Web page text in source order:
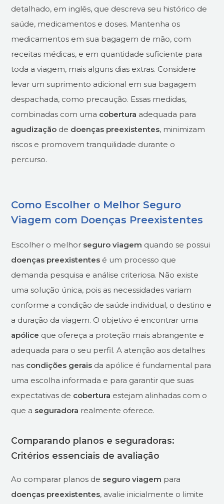
detalhado, em inglês, que descreva seu histórico de
saúde, medicamentos e doses. Mantenha os
medicamentos em sua bagagem de mão, com
receitas médicas, e em quantidade suficiente para
toda a viagem, mais alguns dias extras. Considere
levar um suprimento adicional em sua bagagem
despachada, como precaução. Essas medidas,
combinadas com uma cobertura adequada para
agudização de doenças preexistentes, minimizam
riscos e promovem tranquilidade durante o
percurso.
Como Escolher o Melhor Seguro
Viagem com Doenças Preexistentes
Escolher o melhor seguro viagem quando se possui
doenças preexistentes é um processo que
demanda pesquisa e análise criteriosa. Não existe
uma solução única, pois as necessidades variam
conforme a condição de saúde individual, o destino e
a duração da viagem. O objetivo é encontrar uma
apólice que ofereça a proteção mais abrangente e
adequada para o seu perfil. A atenção aos detalhes
nas condições gerais da apólice é fundamental para
uma escolha informada e para garantir que suas
expectativas de cobertura estejam alinhadas com o
que a seguradora realmente oferece.
Comparando planos e seguradoras:
Critérios essenciais de avaliação
Ao comparar planos de seguro viagem para
doenças preexistentes, avalie inicialmente o limite